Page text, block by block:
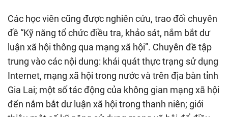
Các học viên cũng được nghiên cứu, trao đổi chuyên
đề “Kỹ năng tổ chức điều tra, khảo sát, nắm bắt dư
luận xã hội thông qua mạng xã hội”. Chuyên đề tập
trung vào các nội dung: khái quát thực trạng sử dụng
Internet, mạng xã hội trong nước và trên địa bàn tỉnh
Gia Lai; một số tác động của không gian mạng xã hội
đến nắm bắt dư luận xã hội trong thanh niên; giới